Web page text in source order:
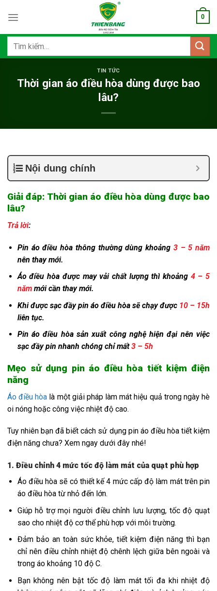
qua
dung
0
Tìm
TIN TỨC
Thời gian áo điều hòa dùng được bao
lâu?
Nội dung chính
Giải đáp: Thời gian áo điều hòa dùng được bao
lâu?
Trả lời:
Pin áo điều hòa thông thường dùng khoảng 3 – 5 năm
nên thay mới.
Áo điều hòa được may vải chất lượng thì khoảng 4 – 5
nămmới cần thay mới.
Khi được sạc đầy pin áo điều hòa sẽ chạy được 10 – 15h
liên tục.
Pin áo điều hòa sản xuất công nghệ hiện đại nên việc
sạc đầy pin nhanh chóng chỉ mất3 – 5h
Mẹo sử dụng pin áo điều hòa tiết kiệm điện
năng
Áo điều hòa là một giải pháp làm mát hiệu quả trong ngày hè
oi nóng hoặc công việc nhiệt độ cao.
Tuy nhiên bạn đã biết cách sử dụng pin áo điều hòa tiết kiệm
điện năng chưa? Xem ngay dưới đây nhé!
1. Điều chỉnh 4 mức tốc độ làm mát của quạt phù hợp
Áo điều hòa sẽ có thiết kế 4 mức cấp độ làm mát trên pin
áo điều hòa từ nhỏ đến lớn.
Giúp hỗ trợ mọi người điều chỉnh lưu lượng, tốc độ quạt
sao cho nhiệt độ cơ thể phù hợp với môi trường.
Đảm bảo an toàn sức khỏe, tiết kiệm điện năng thì bạn
chỉ nên điều chỉnh nhiệt độ chênh lệch giữa bên ngoài và
trong áo khoảng 10 độ C.
Bạn không nên bật tốc độ làm mát tối đa khi nhiệt độ